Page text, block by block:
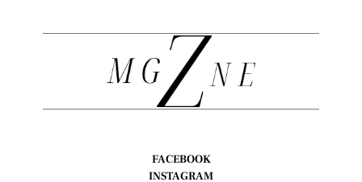
FACEBOOK
INSTAGRAM